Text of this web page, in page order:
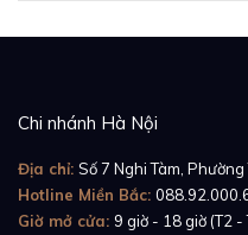
Chi nhánh Hà Nội
Địa chỉ: Số 7 Nghi Tàm, Phường
Hotline Miền Bắc:
Giờ mở cửa: 9 giờ - 18 giờ (T2 -